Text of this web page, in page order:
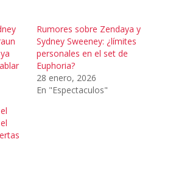
Rumores sobre Zendaya y
Sydney Sweeney: ¿límites
personales en el set de
Euphoria?
28 enero, 2026
En "Espectaculos"